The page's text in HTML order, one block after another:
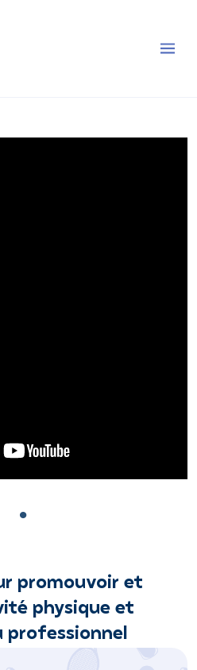
promouvoir et
physique et
professionnel